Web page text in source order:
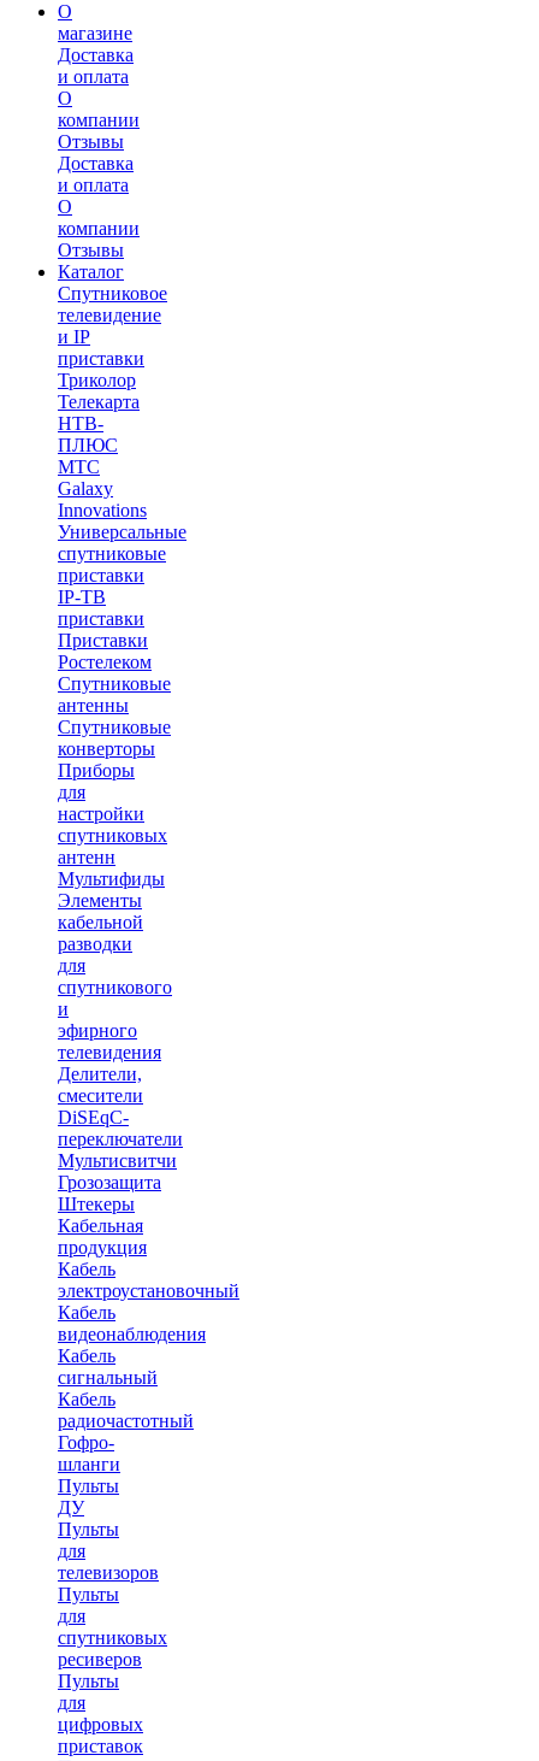
О
магазине
Доставка
и оплата
О
компании
Отзывы
Доставка
и оплата
О
компании
Отзывы
Каталог
Спутниковое
телевидение
и IP
приставки
Триколор
Телекарта
НТВ-
ПЛЮС
МТС
Galaxy
Innovations
Универсальные
спутниковые
приставки
IP-ТВ
приставки
Приставки
Ростелеком
Спутниковые
антенны
Спутниковые
конверторы
Приборы
для
настройки
спутниковых
антенн
Мультифиды
Элементы
кабельной
разводки
для
спутникового
и
эфирного
телевидения
Делители,
смесители
DiSEqC-
переключатели
Мультисвитчи
Грозозащита
Штекеры
Кабельная
продукция
Кабель
электроустановочный
Кабель
видеонаблюдения
Кабель
сигнальный
Кабель
радиочастотный
Гофро-
шланги
Пульты
ДУ
Пульты
для
телевизоров
Пульты
для
спутниковых
ресиверов
Пульты
для
цифровых
приставок